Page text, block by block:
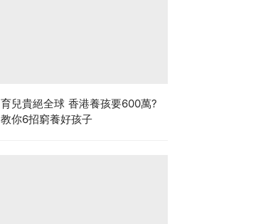
育兒貴絕全球 香港養孩要600萬?
教你6招窮養好孩子